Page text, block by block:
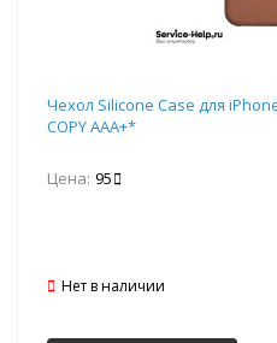
Чехол Silicone Case для
COPY AAA+*
Цена: 95
Нет в наличии